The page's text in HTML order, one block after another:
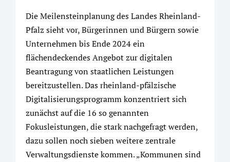
Die Meilensteinplanung des Landes Rheinland-
Pfalz sieht vor, Bürgerinnen und Bürgern sowie
Unternehmen bis Ende 2024 ein
flächendeckendes Angebot zur digitalen
Beantragung von staatlichen Leistungen
bereitzustellen. Das rheinland-pfälzische
Digitalisierungsprogramm konzentriert sich
zunächst auf die 16 so genannten
Fokusleistungen, die stark nachgefragt werden,
dazu sollen noch sieben weitere zentrale
Verwaltungsdienste kommen. „Kommunen sind